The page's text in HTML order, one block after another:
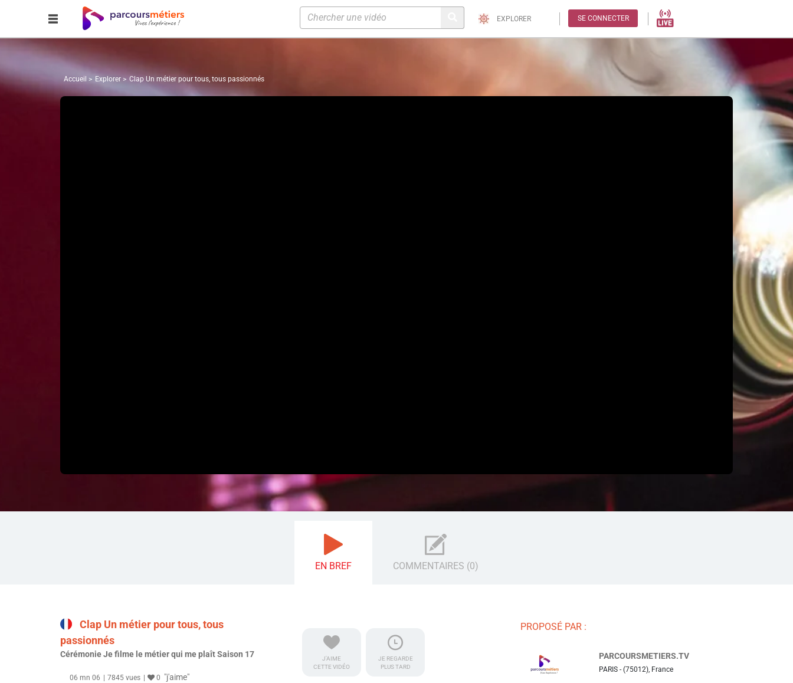
EXPLORER SE CONNECTER
Accueil Explorer Clap Un métier pour tous, tous passionnés
EN BREF COMMENTAIRES (0)
Clap Un métier pour tous, tous
passionnés
Cérémonie Je filme le métier qui me plaît Saison 17
06 mn 06 7845 vues 0 "j'aime"
J'AIME
CETTE VIDÉO
JE REGARDE
PLUS TARD
PROPOSÉ PAR :
PARCOURSMETIERS.TV
PARIS - (75012), France